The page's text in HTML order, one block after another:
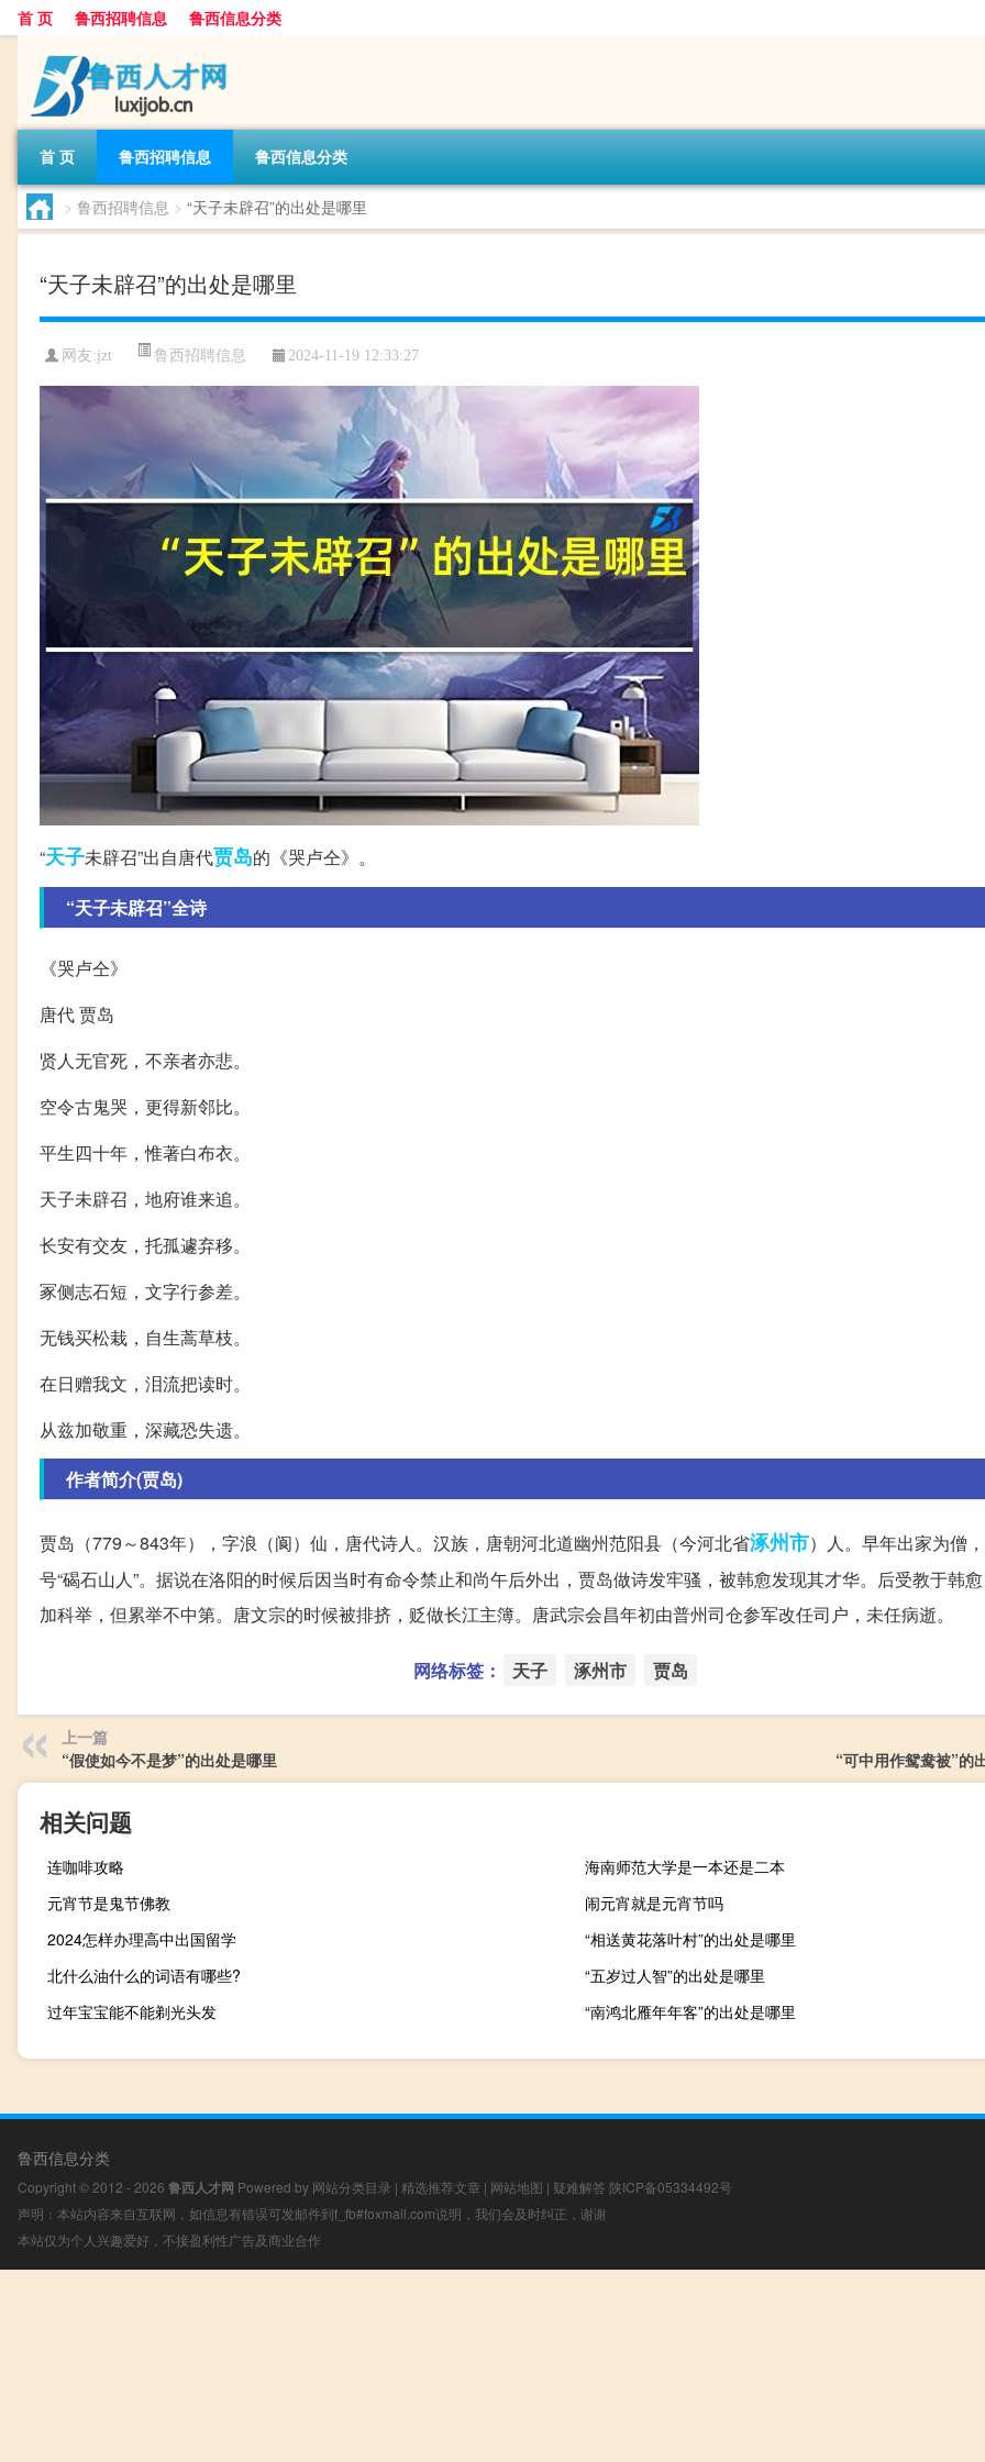
首 页 鲁西招聘信息 鲁西信息分类
首 页 鲁西招聘信息 鲁西信息分类
> 鲁西招聘信息 > “天子未辟召”的出处是哪里
“天子未辟召”的出处是哪里
网友:jzt 鲁西招聘信息 2024-11-19 12:33:27
“天子未辟召”出自唐代贾岛的《哭卢仝》。
“天子未辟召”全诗
《哭卢仝》
唐代 贾岛
贤人无官死，不亲者亦悲。
空令古鬼哭，更得新邻比。
平生四十年，惟著白布衣。
天子未辟召，地府谁来追。
长安有交友，托孤遽弃移。
冢侧志石短，文字行参差。
无钱买松栽，自生蒿草枝。
在日赠我文，泪流把读时。
从兹加敬重，深藏恐失遗。
作者简介(贾岛)
贾岛（779～843年），字浪（阆）仙，唐代诗人。汉族，唐朝河北道幽州范阳县（今河北省涿州市）人。早年出家为僧
号“碣石山人”。据说在洛阳的时候后因当时有命令禁止和尚午后外出，贾岛做诗发牢骚，被韩愈发现其才华。后受教于韩
加科举，但累举不中第。唐文宗的时候被排挤，贬做长江主簿。唐武宗会昌年初由普州司仓参军改任司户，未任病逝。
网络标签： 天子 涿州市 贾岛
上一篇
“假使如今不是梦”的出处是哪里
“可中用作鸳鸯被”的
相关问题
连咖啡攻略
海南师范大学是一本还是二本
元宵节是鬼节佛教
闹元宵就是元宵节吗
2024怎样办理高中出国留学
“相送黄花落叶村”的出处是哪里
北什么油什么的词语有哪些?
“五岁过人智”的出处是哪里
过年宝宝能不能剃光头发
“南鸿北雁年年客”的出处是哪里
鲁西信息分类
Copyright © 2012 - 2026 鲁西人才网 Powered by 网站分类目录 | 精选推荐文章 | 网站地图 | 疑难解答 陕ICP备05334492号
声明：本站内容来自互联网，如信息有错误可发邮件到f_fb#foxmail.com说明，我们会及时纠正，谢谢
本站仅为个人兴趣爱好，不接盈利性广告及商业合作